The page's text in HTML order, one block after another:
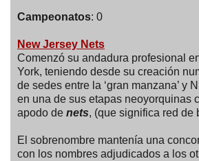
Campeonatos: 0
New Jersey Nets
Comenzó su andadura profesional
York, teniendo desde su creación
de sedes entre la ‘gran manzana’ y
en una de sus etapas neoyorquinas
apodo de nets, (que significa red de
El sobrenombre mantenía una
con los nombres adjudicados a los